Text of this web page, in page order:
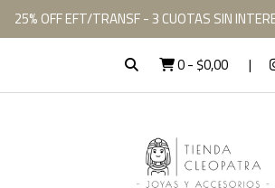
25% OFF EFT/TRANSF - 3 CUOTAS SIN
0-$0,00